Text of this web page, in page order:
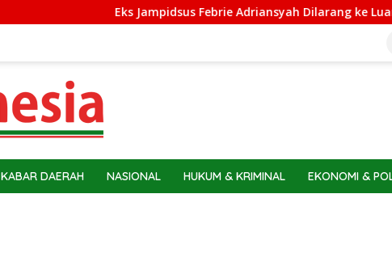
Eks Jampidsus Febrie Adriansyah Dilarang ke Luar Negeri
KABAR DAERAH NASIONAL HUKUM & KRIMINAL EKONOMI &